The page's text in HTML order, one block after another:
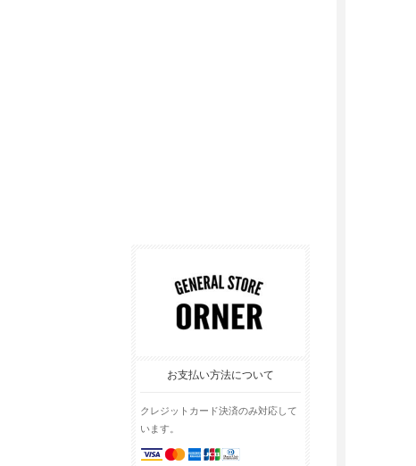
お支払い方法について
クレジットカード決済のみ対応して
います。